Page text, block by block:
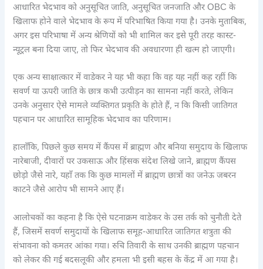
आधारित भेदभाव को अनुसूचित जाति, अनुसूचित जनजाति और OBC के
खिलाफ होने वाले भेदभाव के रूप में परिभाषित किया गया है। उनके मुताबिक,
अगर इस परिभाषा में अन्य श्रेणियों को भी शामिल कर इसे पूरी तरह कास्ट-
न्यूट्रल बना दिया जाए, तो फिर भेदभाव की अवधारणा ही खत्म हो जाएगी।
एक अन्य साक्षात्कार में वाडेकर ने यह भी कहा कि वह यह नहीं कह रहीं कि
सवर्ण या ऊपरी जाति के छात्र कभी उत्पीड़न का सामना नहीं करते, लेकिन
उनके अनुसार ऐसे मामले व्यक्तिगत प्रकृति के होते हैं, न कि किसी जातिगत
पहचान पर आधारित सामूहिक भेदभाव का परिणाम।
हालाँकि, पिछले कुछ समय में कैंपस में ब्राह्मण और बनिया समुदाय के खिलाफ
नारेबाजी, दीवारों पर उकसाऊ और हिंसक संदेश लिखे जाने, ब्राह्मण कैंपस
छोड़ो जैसे नारे, यहाँ तक कि कुछ मामलों में ब्राह्मण छात्रों का जनेऊ जबरन
काटने जैसे आरोप भी सामने आए हैं।
आलोचकों का कहना है कि ऐसे घटनाक्रम वाडेकर के उस तर्क को चुनौती देते
हैं, जिसमें सवर्ण समुदायों के खिलाफ समूह-आधारित जातिगत शत्रुता की
संभावना को कमतर आंका गया। रुचि तिवारी के साथ उनकी ब्राह्मण पहचान
को लेकर की गई बदसलूकी और हमला भी इसी बहस के केंद्र में आ गया है।